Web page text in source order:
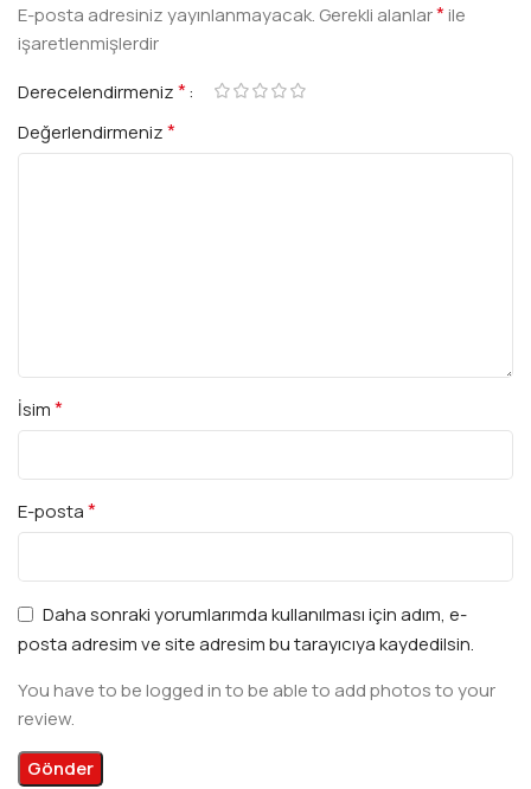
E-posta adresiniz yayınlanmayacak. Gerekli alanlar*ile
işaretlenmişlerdir
Derecelendirmeniz*
Değerlendirmeniz*
İsim*
E-posta*
Daha sonraki yorumlarımda kullanılması için adım, e-
posta adresim ve site adresim bu tarayıcıya kaydedilsin.
You have to be logged in to be able to add photos to your
review.